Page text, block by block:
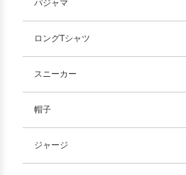
パジャマ
ロングTシャツ
スニーカー
帽子
ジャージ